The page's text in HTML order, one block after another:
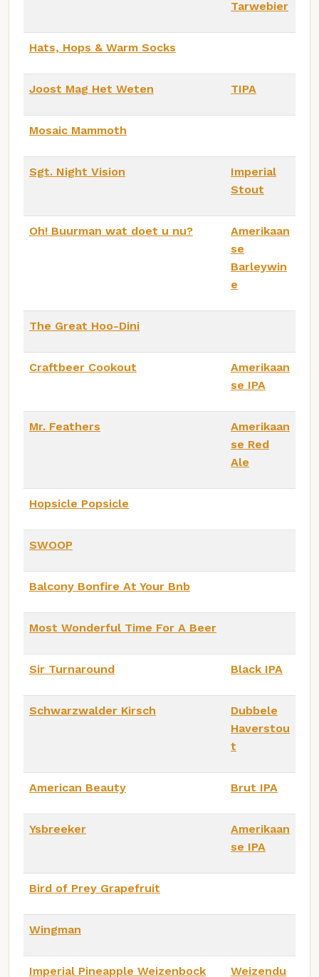
Tarwebier
Hats, Hops & Warm Socks
Joost Mag Het Weten TIPA
Mosaic Mammoth
Sgt. Night Vision
Imperial
Stout
Oh! Buurman wat doet u nu?
Amerikaan
se
Barleywin
e
The Great Hoo-Dini
Craftbeer Cookout
Amerikaan
se IPA
Mr. Feathers
Amerikaan
se Red
Ale
Hopsicle Popsicle
SWOOP
Balcony Bonfire At Your Bnb
Most Wonderful Time For A Beer
Sir Turnaround Black IPA
Schwarzwalder Kirsch
Dubbele
Haverstou
t
American Beauty Brut IPA
Ysbreeker
Amerikaan
se IPA
Bird of Prey Grapefruit
Wingman
Imperial Pineapple Weizenbock Weizendu